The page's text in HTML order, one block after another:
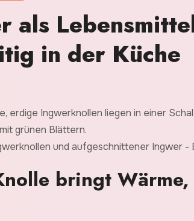
als
in der Küche
und aufgeschnittener Ingwer -
bringt